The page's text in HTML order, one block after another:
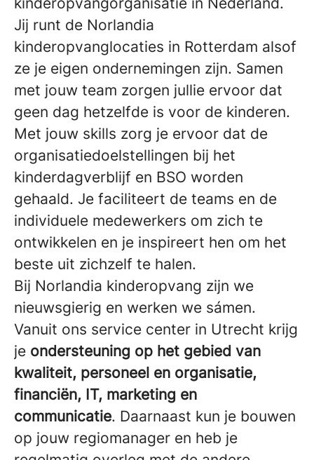
Jij runt de Norlandia
kinderopvanglocaties in Rotterdam alsof
ze je eigen ondernemingen zijn. Samen
met jouw team zorgen jullie ervoor dat
geen dag hetzelfde is voor de kinderen.
Met jouw skills zorg je ervoor dat de
organisatiedoelstellingen bij het
kinderdagverblijf en BSO worden
gehaald. Je faciliteert de teams en de
individuele medewerkers om zich te
ontwikkelen en je inspireert hen om het
beste uit zichzelf te halen.
Bij Norlandia kinderopvang zijn we
nieuwsgierig en werken we sámen.
Vanuit ons service center in Utrecht krijg
je ondersteuning op het gebied van
kwaliteit, personeel en organisatie,
financiën, IT, marketing en
communicatie. Daarnaast kun je bouwen
op jouw regiomanager en heb je